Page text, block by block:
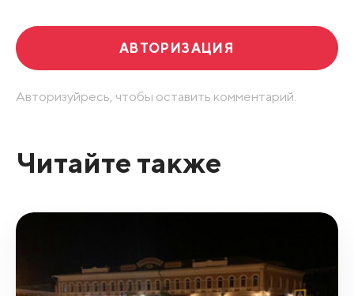
АВТОРИЗАЦИЯ
Авторизуйресь, чтобы оставить комментарий.
Читайте также